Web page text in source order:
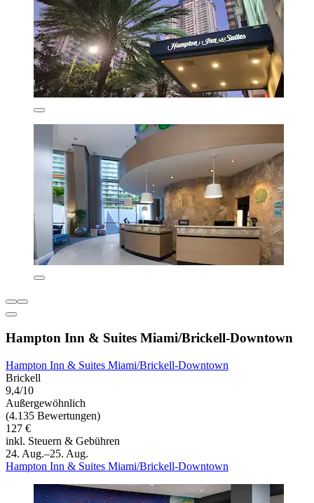
Hampton Inn & Suites Miami/Brickell-Downtown
Hampton Inn & Suites Miami/Brickell-Downtown
Brickell
9,4/10
Außergewöhnlich
(4.135 Bewertungen)
127 €
inkl. Steuern & Gebühren
24. Aug.–25. Aug.
Hampton Inn & Suites Miami/Brickell-Downtown